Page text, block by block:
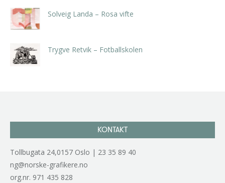
Solveig Landa – Rosa vifte
Trygve Retvik – Fotballskolen
KONTAKT
Tollbugata 24,0157 Oslo | 23 35 89 40
ng@norske-grafikere.no
org.nr. 971 435 828